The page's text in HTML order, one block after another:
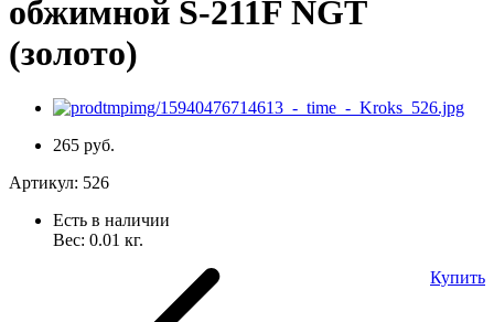
обжимной S-211F NGT
(золото)
265 руб.
Артикул: 526
Есть в наличии
Вес: 0.01 кг.
Купить